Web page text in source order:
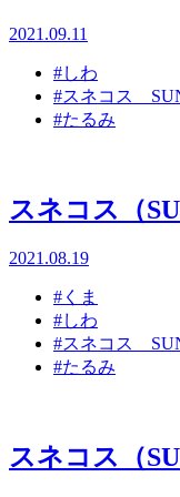
2021.09.11
#しわ
#スネコス
#たるみ
スネコス（
2021.08.19
#くま
#しわ
#スネコス
#たるみ
スネコス（